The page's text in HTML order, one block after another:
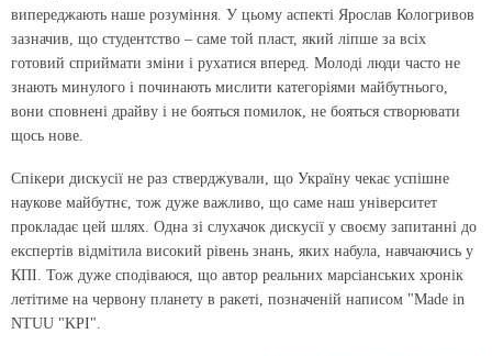
випереджають наше розуміння. У цьому аспекті Ярослав Кологривов
зазначив, що студентство – саме той пласт, який ліпше за всіх
готовий сприймати зміни і рухатися вперед. Молоді люди часто не
знають минулого і починають мислити категоріями майбутнього,
вони сповнені драйву і не бояться помилок, не бояться створювати
щось нове.
Спікери дискусії не раз стверджували, що Україну чекає успішне
наукове майбутнє, тож дуже важливо, що саме наш університет
прокладає цей шлях. Одна зі слухачок дискусії у своєму запитанні до
експертів відмітила високий рівень знань, яких набула, навчаючись у
КПІ. Тож дуже сподіваюся, що автор реальних марсіанських хронік
летітиме на червону планету в ракеті, позначеній написом "Made in
NTUU "KPI".